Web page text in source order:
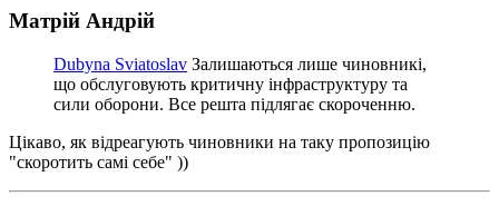
Матрій Андрій
Dubyna Sviatoslav Залишаються лише чиновникі,
що обслуговують критичну інфраструктуру та
сили оборони. Все решта підлягає скороченню.
Цікаво, як відреагують чиновники на таку пропозицію
"скоротить самі себе" ))